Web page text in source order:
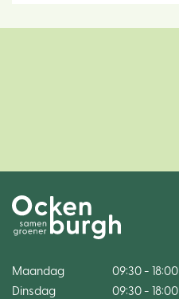
Maandag
09:30 - 18:00
Dinsdag
09:30 - 18:00